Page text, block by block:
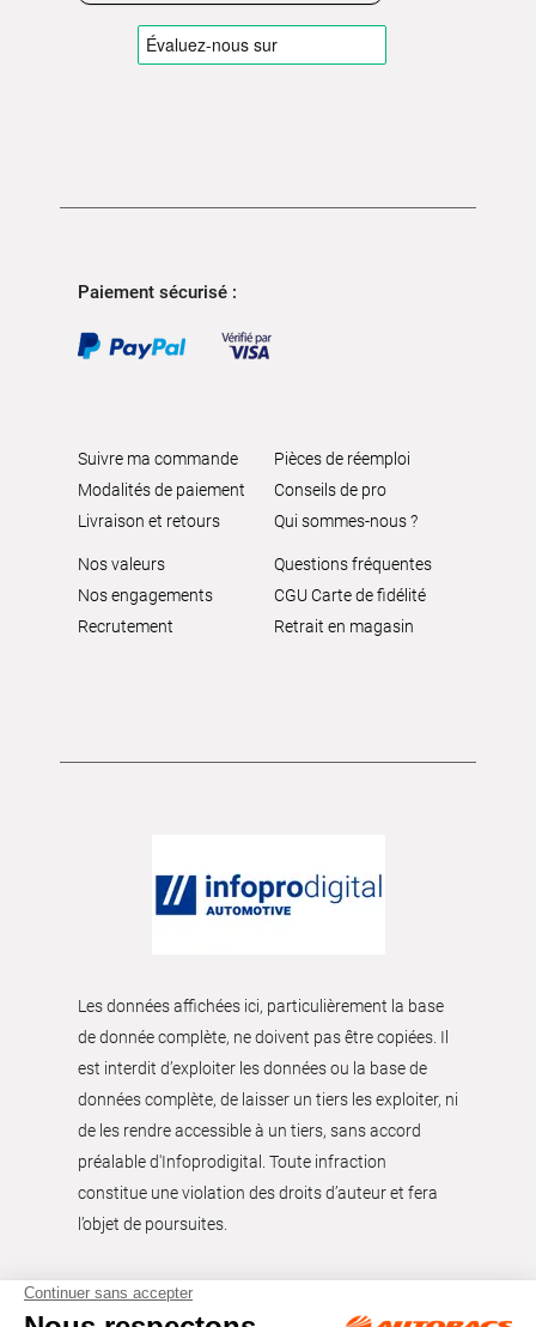
Paiement sécurisé :
Suivre ma commande
Modalités de paiement
Livraison et retours
Pièces de réemploi
Conseils de pro
Qui sommes-nous ?
Nos valeurs
Nos engagements
Recrutement
Questions fréquentes
CGU Carte de fidélité
Retrait en magasin
Les données affichées ici, particulièrement la base
de donnée complète, ne doivent pas être copiées. Il
est interdit d’exploiter les données ou la base de
données complète, de laisser un tiers les exploiter, ni
de les rendre accessible à un tiers, sans accord
préalable d'Infoprodigital. Toute infraction
constitue une violation des droits d’auteur et fera
l’objet de poursuites.